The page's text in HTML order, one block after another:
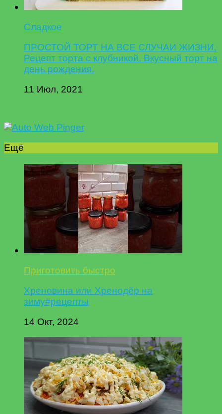
Сладкое
ПРОСТОЙ ТОРТ НА ВСЕ СЛУЧАИ ЖИЗНИ.
Рецепт торта с клубникой. Вкусный торт на
день рождения.
11 Июл, 2021
Ещё
Приготовить быстро
Хреновина или Хренодёр на
зиму#рецепты
14 Окт, 2024